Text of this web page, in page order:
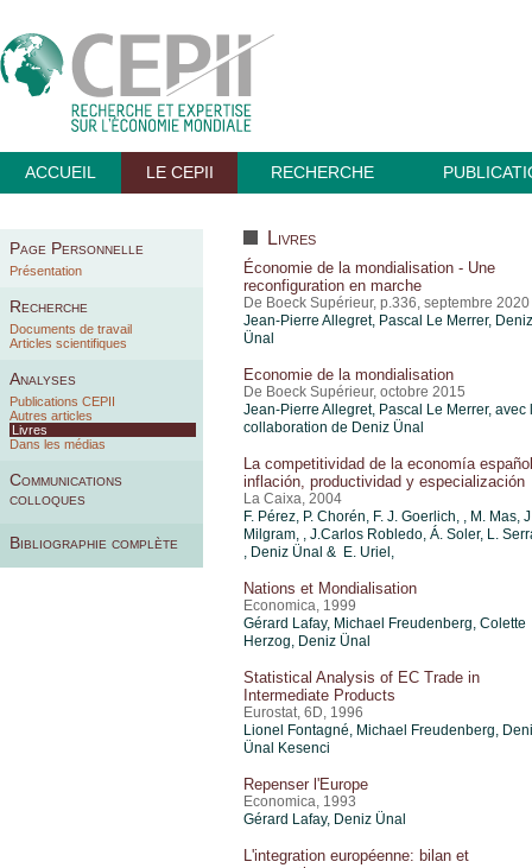
ACCUEIL LE CEPII RECHERCHE
Page Personnelle
Présentation
Recherche
Documents de travail
Articles scientifiques
Analyses
Publications CEPII
Autres articles
Livres
Dans les médias
Communications
colloques
Bibliographie complète
Livres
Économie de la mondialisation - Une
reconfiguration en marche
De Boeck Supérieur, p.336, septembre 2020
Jean-Pierre Allegret, Pascal Le Merrer, Deniz
Ünal
Economie de la mondialisation
De Boeck Supérieur, octobre 2015
Jean-Pierre Allegret, Pascal Le Merrer, avec
collaboration de Deniz Ünal
La competitividad de la economía
inflación, productividad y especialización
La Caixa, 2004
F. Pérez, P. Chorén, F. J. Goerlich, , M. Mas,
Milgram, , J.Carlos Robledo, Á. Soler, L.
, Deniz Ünal & E. Uriel,
Nations et Mondialisation
Economica, 1999
Gérard Lafay, Michael Freudenberg, Colette
Herzog, Deniz Ünal
Statistical Analysis of EC Trade in
Intermediate Products
Eurostat, 6D, 1996
Lionel Fontagné, Michael Freudenberg,
Ünal Kesenci
Repenser l'Europe
Economica, 1993
Gérard Lafay, Deniz Ünal
L'integration européenne: bilan et